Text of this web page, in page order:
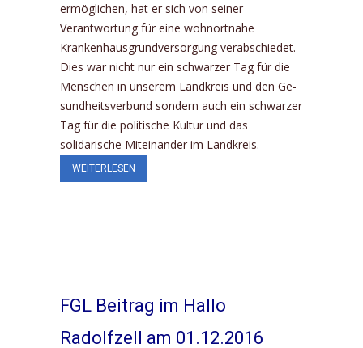
ermöglichen, hat er sich von seiner
Verantwortung für eine wohnortnahe
Krankenhausgrundversorgung verabschie­det.
Dies war nicht nur ein schwarzer Tag für die
Menschen in unserem Landkreis und den Ge­
sundheitsverbund sondern auch ein schwarzer
Tag für die politische Kultur und das
solidarische Miteinander im Landkreis.
WEITERLESEN
FGL Beitrag im Hallo
Radolfzell am 01.12.2016